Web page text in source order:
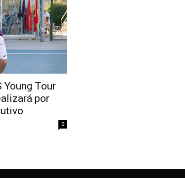
Young Tour
por
0